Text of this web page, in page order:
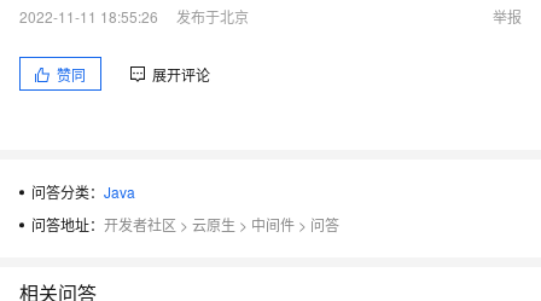
2022-11-11 18:55:26
发布于北京 举报
赞同 展开评论
问答分类： Java
问答地址： 开发者社区 > 云原生 > 中间件 > 问答
相关问答